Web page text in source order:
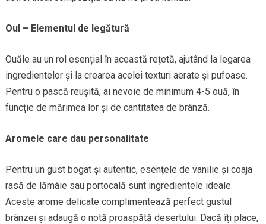
Oul – Elementul de legătură
Ouăle au un rol esențial în această rețetă, ajutând la legarea
ingredientelor și la crearea acelei texturi aerate și pufoase.
Pentru o pască reușită, ai nevoie de minimum 4-5 ouă, în
funcție de mărimea lor și de cantitatea de brânză.
Aromele care dau personalitate
Pentru un gust bogat și autentic, esențele de vanilie și coaja
rasă de lămâie sau portocală sunt ingredientele ideale.
Aceste arome delicate complimentează perfect gustul
brânzei și adaugă o notă proaspătă desertului. Dacă îți place,